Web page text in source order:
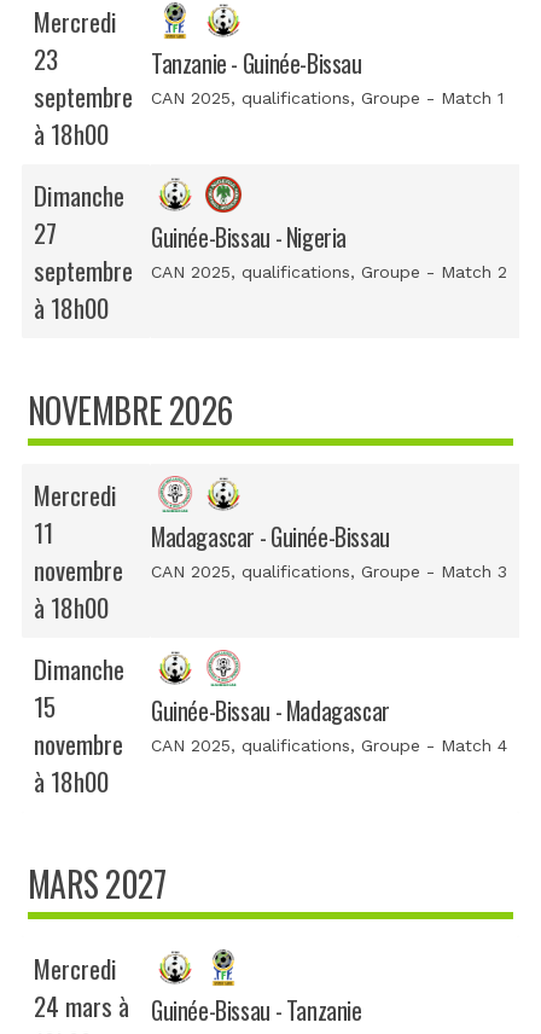
Mercredi
23
septembre
à 18h00
Tanzanie - Guinée-Bissau
CAN 2025, qualifications, Groupe - Match 1
Dimanche
27
septembre
à 18h00
Guinée-Bissau - Nigeria
CAN 2025, qualifications, Groupe - Match 2
NOVEMBRE 2026
Mercredi
11
novembre
à 18h00
Madagascar - Guinée-Bissau
CAN 2025, qualifications, Groupe - Match 3
Dimanche
15
novembre
à 18h00
Guinée-Bissau - Madagascar
CAN 2025, qualifications, Groupe - Match 4
MARS 2027
Mercredi
24 mars à
Guinée-Bissau - Tanzanie